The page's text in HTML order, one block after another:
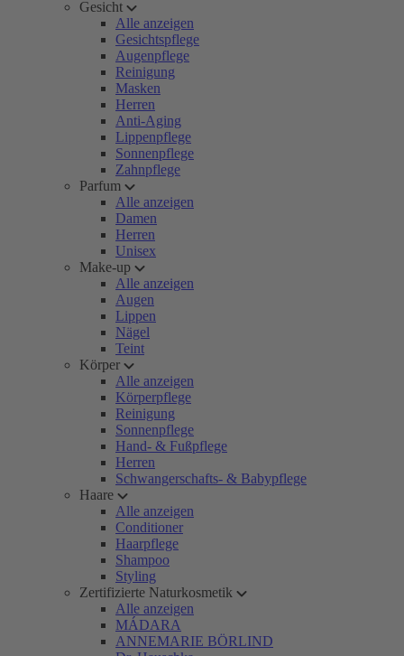
Gesicht
Alle anzeigen
Gesichtspflege
Augenpflege
Reinigung
Masken
Herren
Anti-Aging
Lippenpflege
Sonnenpflege
Zahnpflege
Parfum
Alle anzeigen
Damen
Herren
Unisex
Make-up
Alle anzeigen
Augen
Lippen
Nägel
Teint
Körper
Alle anzeigen
Körperpflege
Reinigung
Sonnenpflege
Hand- & Fußpflege
Herren
Schwangerschafts- & Babypflege
Haare
Alle anzeigen
Conditioner
Haarpflege
Shampoo
Styling
Zertifizierte Naturkosmetik
Alle anzeigen
MÁDARA
ANNEMARIE BÖRLIND